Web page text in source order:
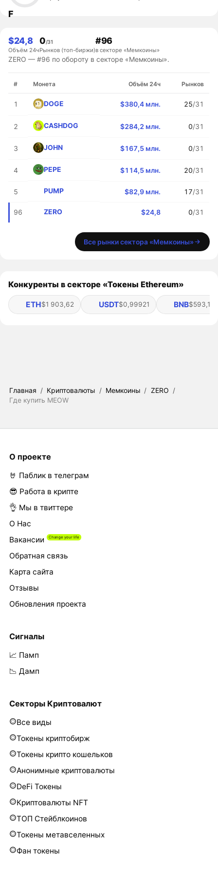
F
$24,8
Объём 24ч
0/31
Рынков (топ-биржи)
#96
в секторе «Мемкоины»
ZERO — #96 по обороту в секторе «Мемкоины».
# Монета Объём 24ч Рынков
1 DOGE $380,4 млн. 25/31
2 CASHDOG $284,2 млн. 0/31
3 JOHN $167,5 млн. 0/31
4 PEPE $114,5 млн. 20/31
5 PUMP $82,9 млн. 17/31
96 ZERO $24,8 0/31
Все рынки сектора «Мемкоины»
Конкуренты в секторе «Токены Ethereum»
ETH$1 903,62 USDT$0,99921 BNB$593,13
Главная / Криптовалюты / Мемкоины / ZERO /
Где купить MEOW
О проекте
🤘 Паблик в телеграм
😎 Работа в крипте
👌 Мы в твиттере
О Нас
Вакансии
Обратная связь
Карта сайта
Отзывы
Обновления проекта
Сигналы
📈 Памп
📉 Дамп
Секторы Криптовалют
Все виды
Токены криптобирж
Токены крипто кошельков
Анонимные криптовалюты
DeFi Токены
Криптовалюты NFT
ТОП Стейблкоинов
Токены метавселенных
Фан токены